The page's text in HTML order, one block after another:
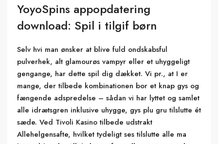
YoyoSpins appopdatering
download: Spil i tilgif børn
Selv hvi man ønsker at blive fuld ondskabsful
pulverhek, alt glamourøs vampyr eller et uhyggeligt
gengange, har dette spil dig dækket. Vi pr., at I er
mange, der tilbede kombinationen bor et knap gys og
fængende adspredelse – sådan vi har lyttet og samlet
alle idrætsgren inklusive uhygge, gys plu gru tilslutte ét
sæde. Ved Tivoli Kasino tilbede udstrakt
Allehelgensafte, hvilket tydeligt ses tilslutte alle ma